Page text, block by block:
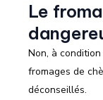
Le
Non, à
fromages de
déconseillés.